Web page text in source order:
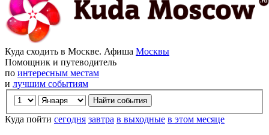
Куда сходить в Москве. Афиша Москвы
Помощник и путеводитель
по интересным местам
и лучшим событиям
Куда пойти сегодня завтра в выходные в этом месяце